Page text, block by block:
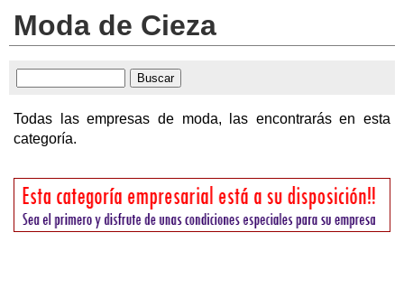
Moda de Cieza
Todas las empresas de moda, las encontrarás en esta
categoría.